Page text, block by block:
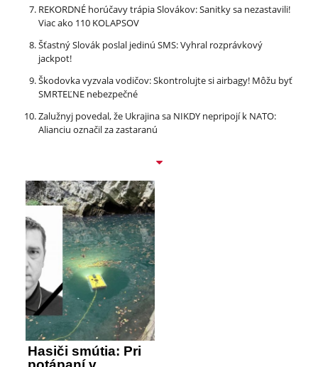
REKORDNÉ horúčavy trápia Slovákov: Sanitky sa nezastavili!
Viac ako 110 KOLAPSOV
Šťastný Slovák poslal jedinú SMS: Vyhral rozprávkový
jackpot!
Škodovka vyzvala vodičov: Skontrolujte si airbagy! Môžu byť
SMRTEĽNE nebezpečné
Zalužnyj povedal, že Ukrajina sa NIKDY nepripojí k NATO:
Alianciu označil za zastaranú
Hasiči smútia: Pri